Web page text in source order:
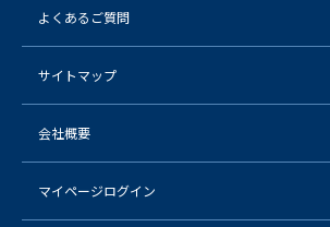
よくあるご質問
サイトマップ
会社概要
マイページログイン